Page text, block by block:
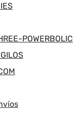
POWERBOLIC